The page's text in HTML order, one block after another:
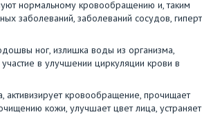
нормальному кровообращению и, таким
заболеваний, заболеваний сосудов,
ног, излишка воды из организма,
в улучшении циркуляции крови в
активизирует кровообращение, прочищает
кожи, улучшает цвет лица, устраняет